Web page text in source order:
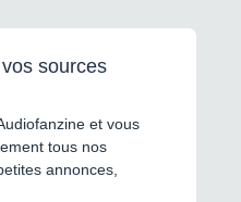
sources
et vous
tous nos
annonces,